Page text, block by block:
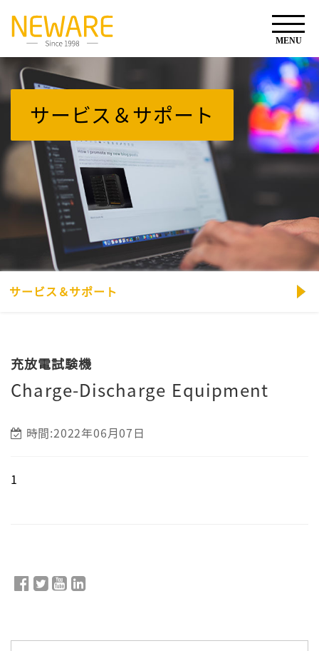
サービス＆サポート
サービス＆サポート
充放電試験機
Charge-Discharge Equipment
時間:2022年06月07日
1